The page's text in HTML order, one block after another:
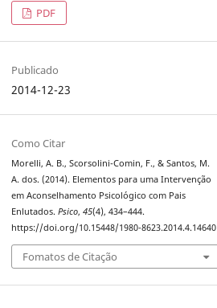
PDF
Publicado
2014-12-23
Como Citar
Morelli, A. B., Scorsolini-Comin, F., & Santos, M.
A. dos. (2014). Elementos para uma Intervenção
em Aconselhamento Psicológico com Pais
Enlutados.Psico,45(4), 434–444.
https://doi.org/10.15448/1980-8623.2014.4.14640
Fomatos de Citação